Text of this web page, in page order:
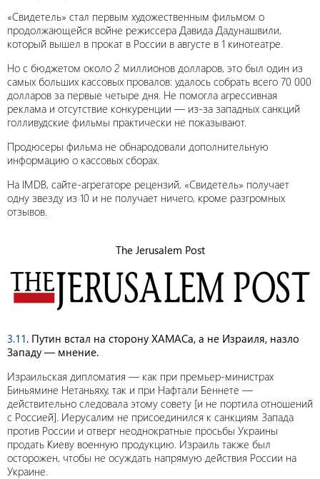
«Свидетель» стал первым художественным фильмом о
продолжающейся войне режиссера Давида Дадунашвили,
который вышел в прокат в России в августе в 1 кинотеатре.
Но с бюджетом около 2 миллионов долларов, это был один из
самых больших кассовых провалов: удалось собрать всего 70 000
долларов за первые четыре дня. Не помогла агрессивная
реклама и отсутствие конкуренции — из-за западных санкций
голливудские фильмы практически не показывают.
Продюсеры фильма не обнародовали дополнительную
информацию о кассовых сборах.
На IMDB, сайте-агрегаторе рецензий, «Свидетель» получает
одну звезду из 10 и не получает ничего, кроме разгромных
отзывов.
The Jerusalem Post
3.11. Путин встал на сторону ХАМАСа, а не Израиля, назло
Западу — мнение.
Израильская дипломатия — как при премьер-министрах
Биньямине Нетаньяху, так и при Нафтали Беннете —
действительно следовала этому совету [и не портила отношений
с Россией]. Иерусалим не присоединился к санкциям Запада
против России и отверг неоднократные просьбы Украины
продать Киеву военную продукцию. Израиль также был
осторожен, чтобы не осуждать напрямую действия России на
Украине.